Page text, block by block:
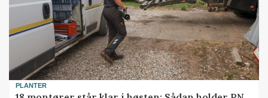
PLANTER